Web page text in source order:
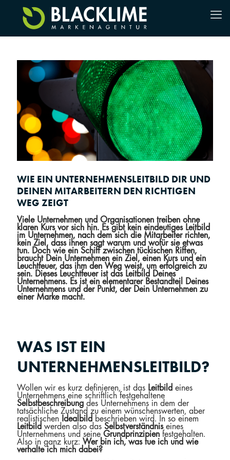
WIE EIN UNTERNEHMENSLEITBILD DIR UND
DEINEN MITARBEITERN DEN RICHTIGEN
WEG ZEIGT
Viele Unternehmen und Organisationen treiben ohne
klaren Kurs vor sich hin. Es gibt kein eindeutiges Leitbild
im Unternehmen, nach dem sich die Mitarbeiter richten,
kein Ziel, dass ihnen sagt warum und wofür sie etwas
tun. Doch wie ein Schiff zwischen tückischen Riffen,
braucht Dein Unternehmen ein Ziel, einen Kurs und ein
Leuchtfeuer, das ihm den Weg weist, um erfolgreich zu
sein. Dieses Leuchtfeuer ist das Leitbild Deines
Unternehmens. Es ist ein elementarer Bestandteil Deines
Unternehmens und der Punkt, der Dein Unternehmen zu
einer Marke macht.
WAS IST EIN
UNTERNEHMENSLEITBILD?
Wollen wir es kurz definieren, ist das Leitbild eines
Unternehmens eine schriftlich festgehaltene
Selbstbeschreibung des Unternehmens in dem der
tatsächliche Zustand zu einem wünschenswerten, aber
realistischen Idealbild beschrieben wird. In so einem
Leitbild werden also das Selbstverständniseines
Unternehmens und seine Grundprinzipien festgehalten.
Also in ganz kurz: Wer bin ich, was tue ich und wie
verhalte ich mich dabei?